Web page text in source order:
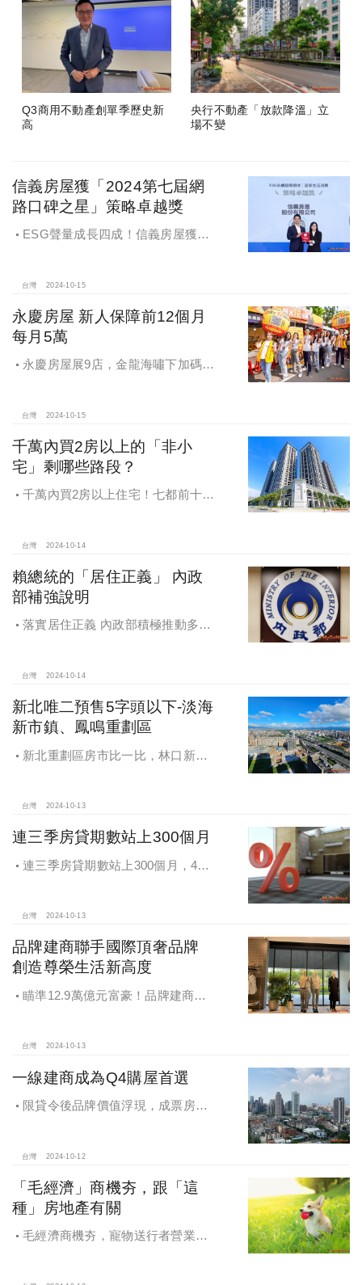
Q3商用不動產創單季歷史新
高
央行不動產「放款降溫」立
場不變
信義房屋獲「2024第七屆網
路口碑之星」策略卓越獎
ESG聲量成長四成！信義房屋獲
台灣 2024-10-15
永慶房屋 新人保障前12個月
每月5萬
永慶房屋展9店，金龍海嘯下加碼員
福感，看得到更領得到！業務新人保
台灣 2024-10-15
千萬內買2房以上的「非小
宅」剩哪些路段？
千萬內買2房以上住宅！七都前十大
台灣 2024-10-14
賴總統的「居住正義」 內政
部補強說明
落實居住正義 內政部積極推動多元
台灣 2024-10-14
新北唯二預售5字頭以下-淡海
新市鎮、鳳鳴重劃區
新北重劃區房市比一比，林口新市
台灣 2024-10-13
連三季房貸期數站上300個月
連三季房貸期數站上300個月，4都
台灣 2024-10-13
品牌建商聯手國際頂奢品牌
創造尊榮生活新高度
瞄準12.9萬億元富豪！品牌建商聯
台灣 2024-10-13
一線建商成為Q4購屋首選
限貸令後品牌價值浮現，成票房保
台灣 2024-10-12
「毛經濟」商機夯，跟「這
種」房地產有關
毛經濟商機夯，寵物送行者營業額